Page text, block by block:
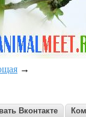
→
Вконтакте